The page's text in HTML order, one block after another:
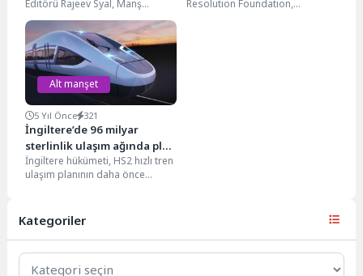
Editörü Rajeev Syal, Manş
Denizi’nde meydana gelen tekne
facialarıyla ilgili kaleme aldığı...
Resolution Foundation,
Alt manşet
5 Yıl Önce 321
İngiltere’de 96 milyar
sterlinlik ulaşım ağında plan
değişikliği
İngiltere hükümeti, HS2 hızlı tren
ulaşım planının daha önce
Kategoriler
Kategoriler